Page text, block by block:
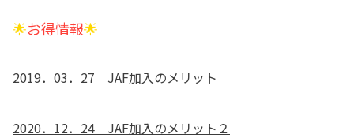
🌟お得情報🌟
2019．03．27 JAF加入のメリット
2020．12．24 JAF加入のメリット２